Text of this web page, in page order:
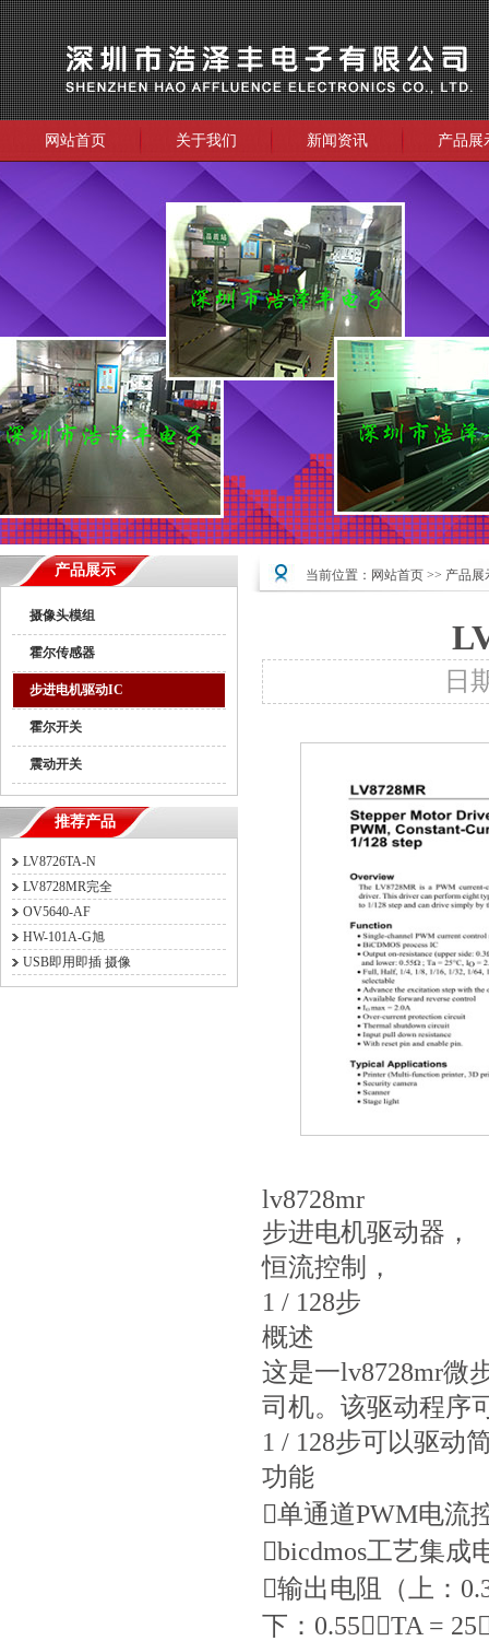
网站首页 关于我们 新闻资讯 产品展
产品展示
摄像头模组
霍尔传感器
步进电机驱动IC
霍尔开关
震动开关
推荐产品
LV8726TA-N
LV8728MR完全
OV5640-AF
HW-101A-G旭
USB即用即插 摄像
当前位置： 网站首页 >> 产品展
日
lv8728mr
步进电机驱动器，
恒流控制，
1 / 128步
概述
这是一lv8728mr微
司机。该驱动程序
1 / 128步可以驱动
功能
单通道PWM电流
bicdmos工艺集成
输出电阻（上：
下：0.55；TA =